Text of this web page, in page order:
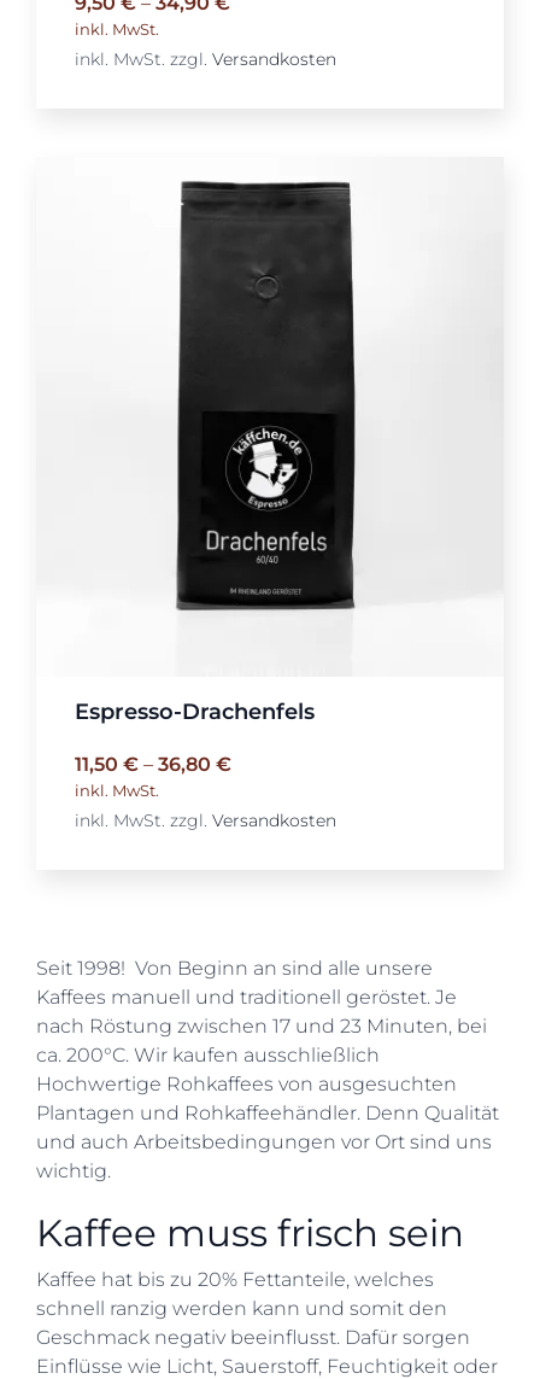
inkl. MwSt.
inkl. MwSt. zzgl. Versandkosten
Espresso-Drachenfels
11,50 €– 36,80 €
inkl. MwSt.
inkl. MwSt. zzgl. Versandkosten
Seit 1998! Von Beginn an sind alle unsere
Kaffees manuell und traditionell geröstet. Je
nach Röstung zwischen 17 und 23 Minuten, bei
ca. 200°C. Wir kaufen ausschließlich
Hochwertige Rohkaffees von ausgesuchten
Plantagen und Rohkaffeehändler. Denn Qualität
und auch Arbeitsbedingungen vor Ort sind uns
wichtig.
Kaffee muss frisch sein
Kaffee hat bis zu 20% Fettanteile, welches
schnell ranzig werden kann und somit den
Geschmack negativ beeinflusst. Dafür sorgen
Einflüsse wie Licht, Sauerstoff, Feuchtigkeit oder